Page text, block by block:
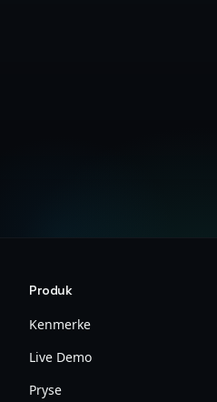
Produk
Kenmerke
Live Demo
Pryse